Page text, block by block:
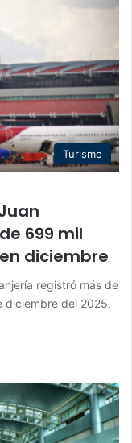
Turismo
699 mil
diciembre
registró más de
diciembre del 2025,